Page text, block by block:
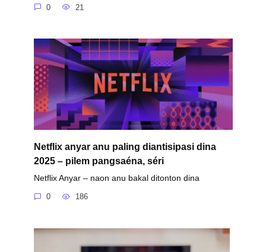
0 21
Netflix anyar anu paling diantisipasi dina
2025 – pilem pangsaéna, séri
Netflix Anyar – naon anu bakal ditonton dina
0 186